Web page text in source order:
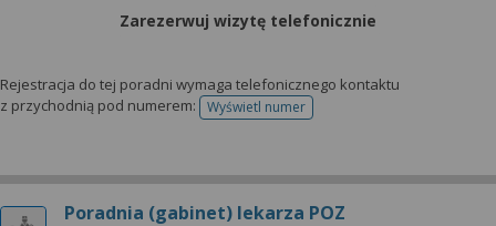
Zarezerwuj wizytę telefonicznie
Rejestracja do tej poradni wymaga telefonicznego kontaktu
z przychodnią pod numerem:
Wyświetl numertelefonu do rejestracji
Poradnia (gabinet) lekarza POZ